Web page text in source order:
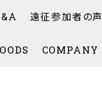
遠征参加者の声
COMPANY